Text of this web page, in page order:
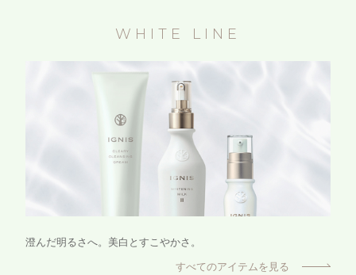
WHITE LINE
澄んだ明るさへ。美白とすこやかさ。
すべてのアイテムを見る